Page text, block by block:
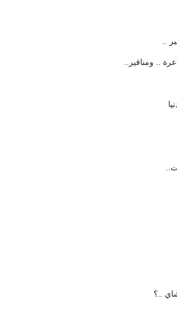
..
.. ومناقير..
..؟